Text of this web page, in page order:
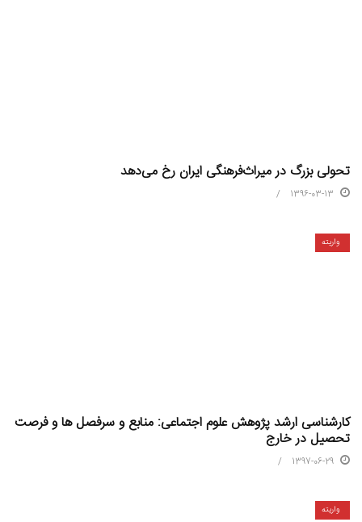
تحولی بزرگ در میراث‌فرهنگی ایران رخ می‌دهد
1396-03-13
واریته
کارشناسی ارشد پژوهش علوم اجتماعی: منابع و سرفصل ها و فرصت
تحصیل در خارج
1397-06-29
واریته